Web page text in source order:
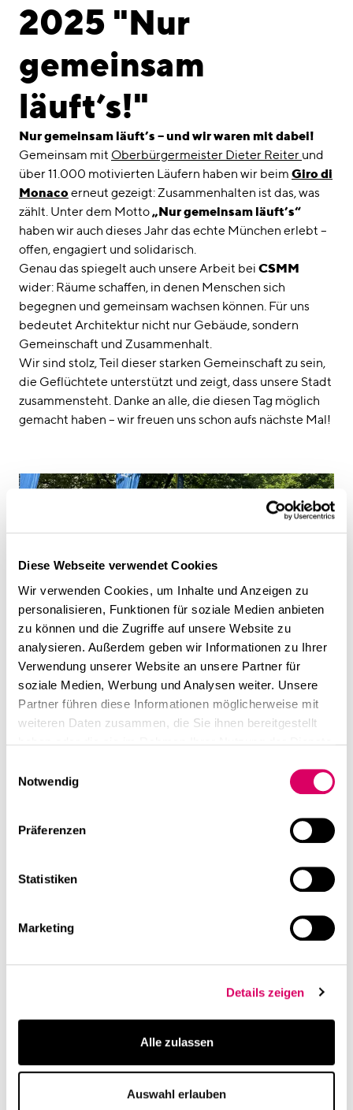
Diese Webseite verwendet Cookies
Wir verwenden Cookies, um Inhalte und Anzeigen zu
personalisieren, Funktionen für soziale Medien anbieten
zu können und die Zugriffe auf unsere Website zu
analysieren. Außerdem geben wir Informationen zu Ihrer
Verwendung unserer Website an unsere Partner für
soziale Medien, Werbung und Analysen weiter. Unsere
Partner führen diese Informationen möglicherweise mit
weiteren Daten zusammen, die Sie ihnen bereitgestellt
Notwendig
Präferenzen
Statistiken
Marketing
Details zeigen
Alle zulassen
Auswahl erlauben
linkedininstagram
English
Impressum
Datenschutz
2025 "Nur
gemeinsam
läuft’s!"
Nur gemeinsam läuft’s – und wir waren mit dabei!
Gemeinsam mit Oberbürgermeister Dieter Reiter und
über 11.000 motivierten Läufern haben wir beim Giro di
Monaco erneut gezeigt: Zusammenhalten ist das, was
zählt. Unter dem Motto„Nur gemeinsam läuft’s“
haben wir auch dieses Jahr das echte München erlebt –
offen, engagiert und solidarisch.
Genau das spiegelt auch unsere Arbeit bei CSMM
wider: Räume schaffen, in denen Menschen sich
begegnen und gemeinsam wachsen können. Für uns
bedeutet Architektur nicht nur Gebäude, sondern
Gemeinschaft und Zusammenhalt.
Wir sind stolz, Teil dieser starken Gemeinschaft zu sein,
die Geflüchtete unterstützt und zeigt, dass unsere Stadt
zusammensteht. Danke an alle, die diesen Tag möglich
gemacht haben – wir freuen uns schon aufs nächste Mal!